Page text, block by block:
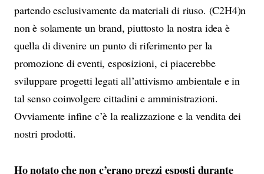
partendo esclusivamente da materiali di riuso. (C2H4)n
non è solamente un brand, piuttosto la nostra idea è
quella di divenire un punto di riferimento per la
promozione di eventi, esposizioni, ci piacerebbe
sviluppare progetti legati all’attivismo ambientale e in
tal senso coinvolgere cittadini e amministrazioni.
Ovviamente infine c’è la realizzazione e la vendita dei
nostri prodotti.
Ho notato che non c’erano prezzi esposti durante